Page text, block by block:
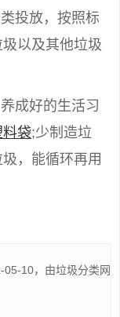
投放，按照标
以及其他垃圾
成好的生活习
料袋;少制造垃
，能循环再用
05-10，由垃圾分类网